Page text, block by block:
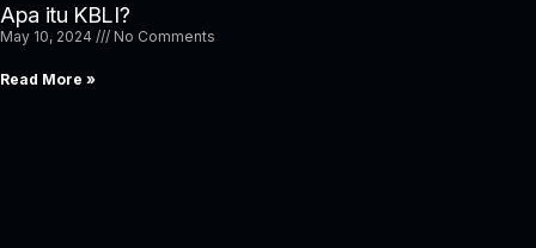
Apa itu KBLI?
May 10, 2024 No Comments
Read More »